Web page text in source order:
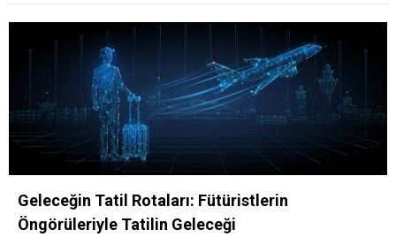
Geleceğin Tatil Rotaları: Fütüristlerin
Öngörüleriyle Tatilin Geleceği